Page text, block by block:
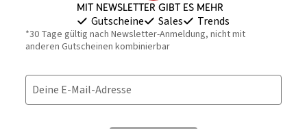
Mit Newsletter gibt es mehr
Gutscheine Sales Trends
*30 Tage gültig nach Newsletter-Anmeldung, nicht mit
anderen Gutscheinen kombinierbar
Deine E-Mail-Adresse